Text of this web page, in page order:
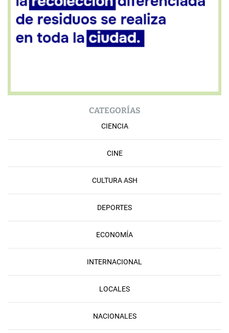
CATEGORÍAS
CIENCIA
CINE
CULTURA ASH
DEPORTES
ECONOMÍA
INTERNACIONAL
LOCALES
NACIONALES